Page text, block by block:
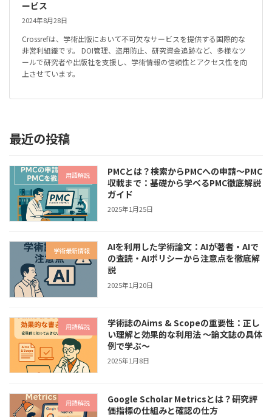
ービス
2024年8月28日
Crossrefは、学術出版において不可欠なサービスを提供する国際的な
非営利組織です。 DOI管理、盗用防止、研究資金追跡など、多様なツ
ールで研究者や出版社を支援し、学術情報の信頼性とアクセス性を向
上させています。
最近の投稿
用語解説
PMCとは？検索からPMCへの申請～PMC
収載まで：基礎から学べるPMC徹底解説
ガイド
2025年1月25日
学術最新情報
AIを利用した学術論文：AIが著者・AIで
の査読・AIポリシーから注意点を徹底解
説
2025年1月20日
用語解説
学術誌のAims & Scopeの重要性：正し
い理解と効果的な利用法 〜論文誌の具体
例で学ぶ〜
2025年1月8日
用語解説
Google Scholar Metricsとは？研究評
価指標の仕組みと確認の仕方